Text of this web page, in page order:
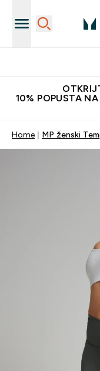
10% POPUSTA
Home MP ženski